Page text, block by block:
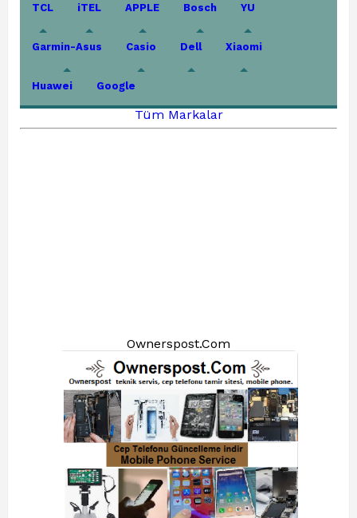
TCL iTEL APPLE Bosch YU
Garmin-Asus Casio Dell Xiaomi
Huawei Google
Tüm Markalar
Ownerspost.Com